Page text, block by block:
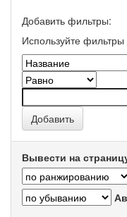
Добавить фильтры:
Используйте фильтры
Вывести на